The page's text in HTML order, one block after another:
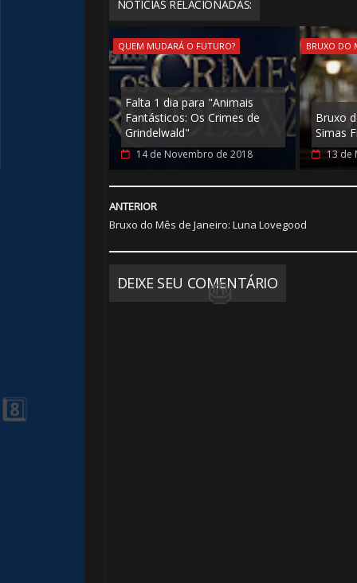
NOTÍCIAS RELACIONADAS:
QUEM MUDARÁ O FUTURO?
Falta 1 dia para "Animais
Fantásticos: Os Crimes de
Grindelwald"
14 de Novembro de 2018
BRUXO DO
Bruxo
Simas
13 de
ANTERIOR
Bruxo do Mês de Janeiro: Luna Lovegood
DEIXE SEU COMENTÁRIO
⚡